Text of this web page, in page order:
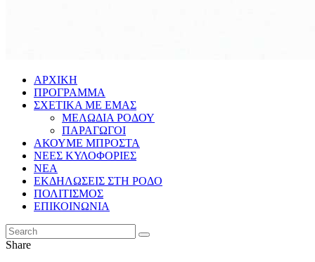
ΑΡΧΙΚΗ
ΠΡΟΓΡΑΜΜΑ
ΣΧΕΤΙΚΑ ΜΕ ΕΜΑΣ
ΜΕΛΩΔΙΑ ΡΟΔΟΥ
ΠΑΡΑΓΩΓΟΙ
ΑΚΟΥΜΕ ΜΠΡΟΣΤΑ
ΝΕΕΣ ΚΥΛΟΦΟΡΙΕΣ
ΝΕΑ
ΕΚΔΗΛΩΣΕΙΣ ΣΤΗ ΡΟΔΟ
ΠΟΛΙΤΙΣΜΟΣ
ΕΠΙΚΟΙΝΩΝΙΑ
Share